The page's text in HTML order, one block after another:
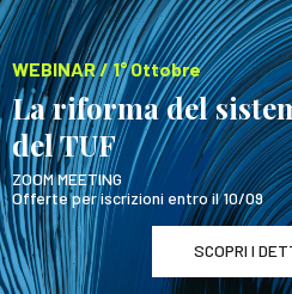
WEBINAR / 1° Ottobre
La riforma del
del TUF
ZOOM MEETING
Offerte per iscrizioni entro il 10/09
SCOPRI I